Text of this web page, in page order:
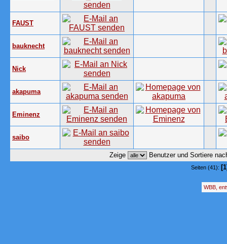
FAUST
bauknecht
Nick
akapuma
Eminenz
saibo
Zeige Benutzer und Sortiere
Seiten (41):
WBB,